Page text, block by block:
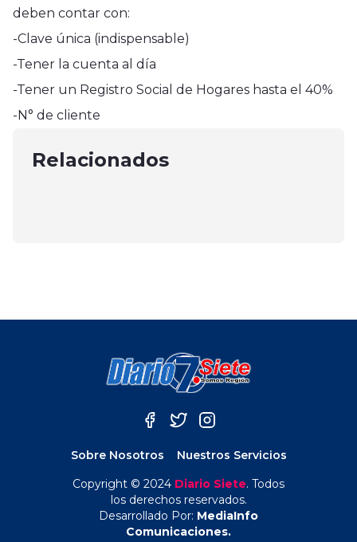
deben contar con:
-Clave única (indispensable)
-Tener la cuenta al día
-Tener un Registro Social de Hogares hasta el 40%
-N° de cliente
Relacionados
Nacional
Colegio de Profesoras valora
coincidencia de sus demandas con
septiembre 26, 2024
Nacional
Chile Sub-17 derrotó en el último
Mundial de Qatar
plan de movilización y acepta
Sobre Nosotros
Nuestros Servicios
Copyright © 2024 Diario Siete. Todos
los derechos reservados.
Desarrollado Por: MediaInfo
Comunicaciones.